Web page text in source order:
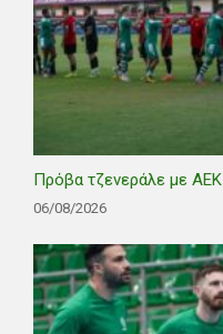
Πρόβα τζενεράλε με ΑΕΚ
06/08/2026